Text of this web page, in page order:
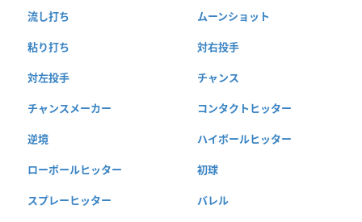
流し打ち ムーンショット
粘り打ち 対右投手
対左投手 チャンス
チャンスメーカー コンタクトヒッター
逆境 ハイボールヒッター
ローボールヒッター 初球
スプレーヒッター バレル